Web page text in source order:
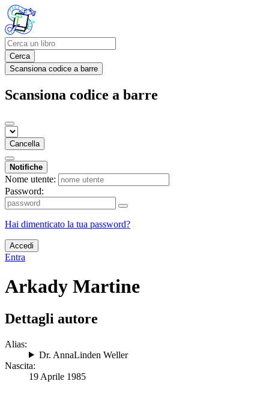
Cerca
Scansiona codice a barre
Scansiona codice a barre
Cancella
Notifiche
Nome utente:
Password:
Hai dimenticato la tua password?
Accedi
Entra
Arkady Martine
Dettagli autore
Alias:
Dr. AnnaLinden Weller
Nascita:
19 Aprile 1985